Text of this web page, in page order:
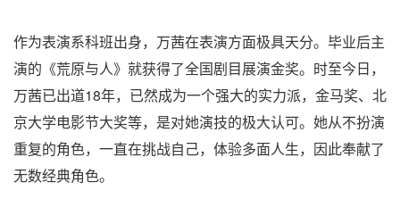
作为表演系科班出身，万茜在表演方面极具天分。毕业后主
演的《荒原与人》就获得了全国剧目展演金奖。时至今日，
万茜已出道18年，已然成为一个强大的实力派，金马奖、北
京大学电影节大奖等，是对她演技的极大认可。她从不扮演
重复的角色，一直在挑战自己，体验多面人生，因此奉献了
无数经典角色。